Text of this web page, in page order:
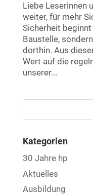
Liebe Leserinnen
weiter, für mehr
Sicherheit
Baustelle,
dorthin. Aus
Wert auf die
unserer...
Kategorien
30 Jahre hp
Aktuelles
Ausbildung